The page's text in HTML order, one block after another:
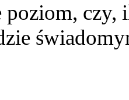
poziom,